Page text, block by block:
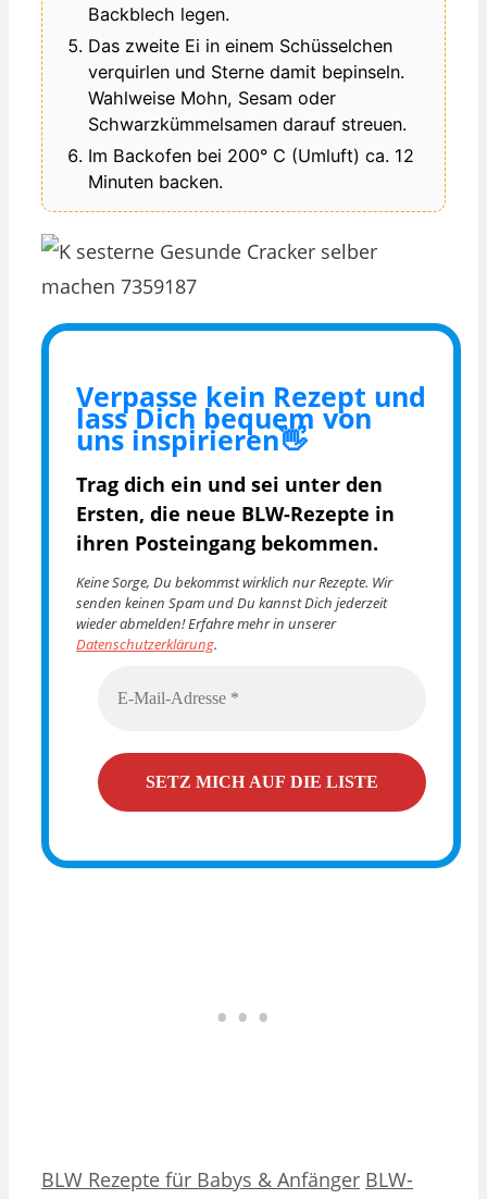
Backblech legen.
Das zweite Ei in einem Schüsselchen
verquirlen und Sterne damit bepinseln.
Wahlweise Mohn, Sesam oder
Schwarzkümmelsamen darauf streuen.
Im Backofen bei 200° C (Umluft) ca. 12
Minuten backen.
Verpasse kein Rezept und
lass Dich bequem von
uns inspirieren👋
Trag dich ein und sei unter den
Ersten, die neue BLW-Rezepte in
ihren Posteingang bekommen.
Keine Sorge, Du bekommst wirklich nur Rezepte. Wir
senden keinen Spam und Du kannst Dich jederzeit
wieder abmelden! Erfahre mehr in unserer
Datenschutzerklärung.
Kategorien
BLW Rezepte für Babys & Anfänger Schlagwörter
BLW-